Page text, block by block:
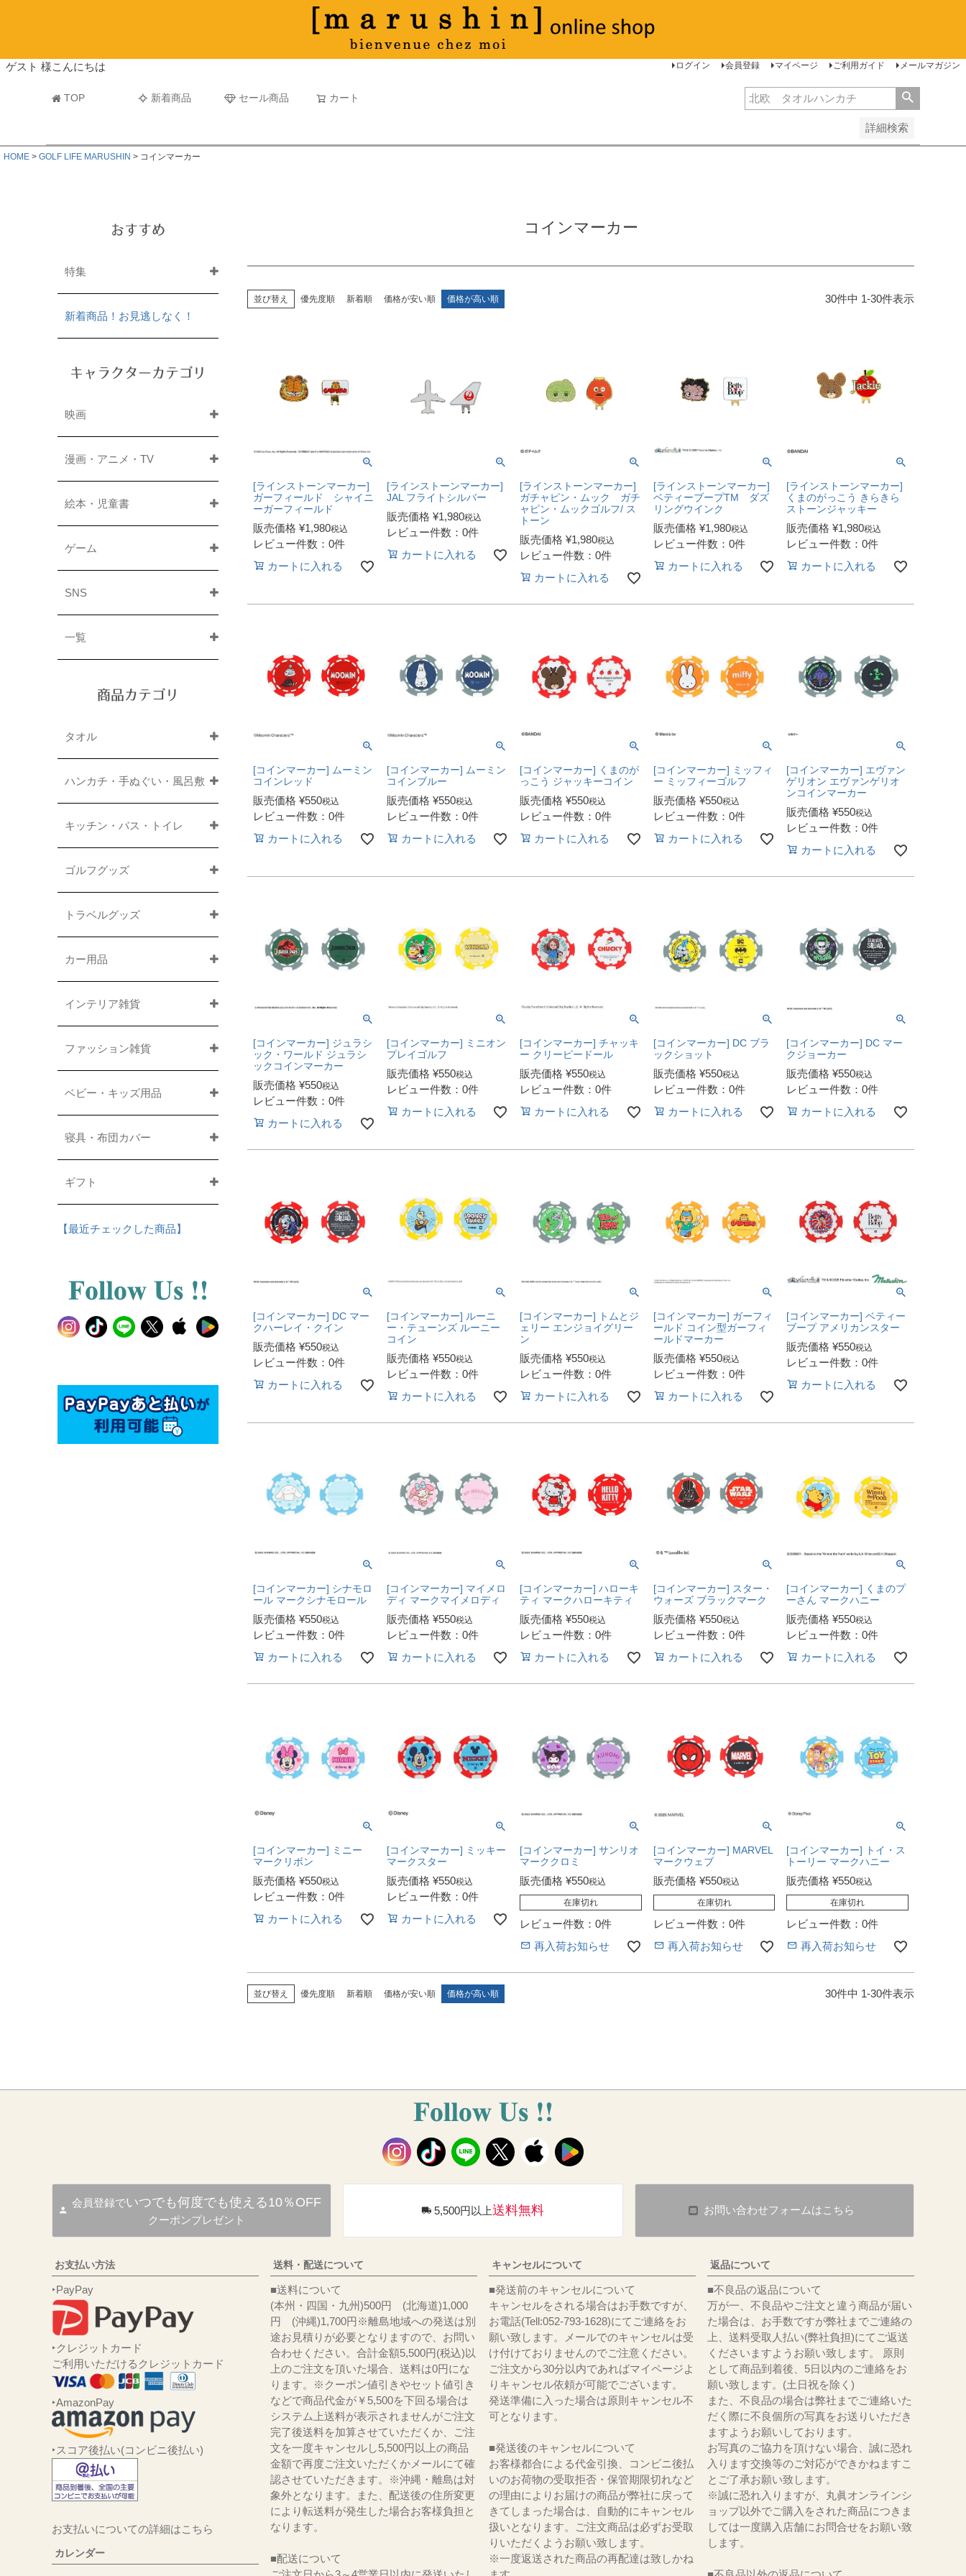
ゲスト 様こんにちは ログイン 会員登録 マイページ ご利用ガイド メールマガジン
TOP 新着商品 セール商品 カート
詳細検索
マフラータオル
並び順
新着順
古い順 価格が安い順
HOME GOLF LIFE MARUSHIN コインマーカー
おすすめ
特集
新着商品！お見逃しなく！
キャラクターカテゴリ
映画
漫画・アニメ・TV
絵本・児童書
ゲーム
SNS
一覧
商品カテゴリ
タオル
ハンカチ・手ぬぐい・風呂敷
キッチン・バス・トイレ
ゴルフグッズ
トラベルグッズ
カー用品
インテリア雑貨
ファッション雑貨
ベビー・キッズ用品
寝具・布団カバー
ギフト
【最近チェックした商品】
コインマーカー
並び替え 優先度順 新着順 価格が安い順 価格が高い順 30件中 1-30件表示
[ラインストーンマーカー]
ガーフィールド シャイニ
ーガーフィールド
販売価格 ¥1,980税込
レビュー件数：0件
カートに入れる
[ラインストーンマーカー]
JAL フライトシルバー
販売価格 ¥1,980税込
レビュー件数：0件
カートに入れる
[ラインストーンマーカー]
ガチャピン・ムック ガチ
ャピン・ムックゴルフ/ ス
トーン
販売価格 ¥1,980税込
レビュー件数：0件
カートに入れる
[ラインストーンマーカー]
ベティーブープTM ダズ
リングウインク
販売価格 ¥1,980税込
レビュー件数：0件
カートに入れる
[ラインストーンマーカー]
くまのがっこう きらきら
ストーンジャッキー
販売価格 ¥1,980税込
レビュー件数：0件
カートに入れる
[コインマーカー] ムーミン
コインレッド
販売価格 ¥550税込
レビュー件数：0件
カートに入れる
[コインマーカー] ムーミン
コインブルー
販売価格 ¥550税込
レビュー件数：0件
カートに入れる
[コインマーカー] くまのが
っこう ジャッキーコイン
販売価格 ¥550税込
レビュー件数：0件
カートに入れる
[コインマーカー] ミッフィ
ー ミッフィーゴルフ
販売価格 ¥550税込
レビュー件数：0件
カートに入れる
[コインマーカー] エヴァン
ゲリオン エヴァンゲリオ
ンコインマーカー
販売価格 ¥550税込
レビュー件数：0件
カートに入れる
[コインマーカー] ジュラシ
ック・ワールド ジュラシ
ックコインマーカー
販売価格 ¥550税込
レビュー件数：0件
カートに入れる
[コインマーカー] ミニオン
プレイゴルフ
販売価格 ¥550税込
レビュー件数：0件
カートに入れる
[コインマーカー] チャッキ
ー クリーピードール
販売価格 ¥550税込
レビュー件数：0件
カートに入れる
[コインマーカー] DC ブラ
ックショット
販売価格 ¥550税込
レビュー件数：0件
カートに入れる
[コインマーカー] DC マー
クジョーカー
販売価格 ¥550税込
レビュー件数：0件
カートに入れる
[コインマーカー] DC マー
クハーレイ・クイン
販売価格 ¥550税込
レビュー件数：0件
カートに入れる
[コインマーカー] ルーニ
ー・テューンズ ルーニー
コイン
販売価格 ¥550税込
レビュー件数：0件
カートに入れる
[コインマーカー] トムとジ
ェリー エンジョイグリー
ン
販売価格 ¥550税込
レビュー件数：0件
カートに入れる
[コインマーカー] ガーフィ
ールド コイン型ガーフィ
ールドマーカー
販売価格 ¥550税込
レビュー件数：0件
カートに入れる
[コインマーカー] ベティー
ブープ アメリカンスター
販売価格 ¥550税込
レビュー件数：0件
カートに入れる
[コインマーカー] シナモロ
ール マークシナモロール
販売価格 ¥550税込
レビュー件数：0件
カートに入れる
[コインマーカー] マイメロ
ディ マークマイメロディ
販売価格 ¥550税込
レビュー件数：0件
カートに入れる
[コインマーカー] ハローキ
ティ マークハローキティ
販売価格 ¥550税込
レビュー件数：0件
カートに入れる
[コインマーカー] スター・
ウォーズ ブラックマーク
販売価格 ¥550税込
レビュー件数：0件
カートに入れる
[コインマーカー] くまのプ
ーさん マークハニー
販売価格 ¥550税込
レビュー件数：0件
カートに入れる
[コインマーカー] ミニー
マークリボン
販売価格 ¥550税込
レビュー件数：0件
カートに入れる
[コインマーカー] ミッキー
マークスター
販売価格 ¥550税込
レビュー件数：0件
カートに入れる
[コインマーカー] サンリオ
マーククロミ
販売価格 ¥550税込
在庫切れ
レビュー件数：0件
再入荷お知らせ
[コインマーカー] MARVEL
マークウェブ
販売価格 ¥550税込
在庫切れ
レビュー件数：0件
再入荷お知らせ
[コインマーカー] トイ・ス
トーリー マークハニー
販売価格 ¥550税込
在庫切れ
レビュー件数：0件
再入荷お知らせ
並び替え 優先度順 新着順 価格が安い順 価格が高い順 30件中 1-30件表示
会員登録でいつでも何度でも使える10％OFF
クーポンプレゼント
5,500円以上送料無料 お問い合わせフォームはこちら
お支払い方法
‣PayPay
‣クレジットカード
ご利用いただけるクレジットカード
‣AmazonPay
‣スコア後払い(コンビニ後払い)
お支払いについての詳細はこちら
カレンダー
送料・配送について
■送料について
(本州・四国・九州)500円 (北海道)1,000
円 (沖縄)1,700円※離島地域への発送は別
途お見積りが必要となりますので、お問い
合わせください。合計金額5,500円(税込)以
上のご注文を頂いた場合、送料は0円にな
ります。※クーポン値引きやセット値引き
などで商品代金が￥5,500を下回る場合は
システム上送料が表示されませんがご注文
完了後送料を加算させていただくか、ご注
文を一度キャンセルし5,500円以上の商品
金額で再度ご注文いただくかメールにて確
認させていただきます。※沖縄・離島は対
象外となります。また、配送後の住所変更
により転送料が発生した場合お客様負担と
なります。
■配送について
キャンセルについて
■発送前のキャンセルについて
キャンセルをされる場合はお手数ですが、
お電話(Tell:052-793-1628)にてご連絡をお
願い致します。メールでのキャンセルは受
け付けておりませんのでご注意ください。
ご注文から30分以内であればマイページよ
りキャンセル依頼が可能でございます。
発送準備に入った場合は原則キャンセル不
可となります。
■発送後のキャンセルについて
お客様都合による代金引換、コンビニ後払
いのお荷物の受取拒否・保管期限切れなど
の理由によりお届けの商品が弊社に戻って
きてしまった場合は、自動的にキャンセル
扱いとなります。ご注文商品は必ずお受取
りいただくようお願い致します。
※一度返送された商品の再配達は致しかね
返品について
■不良品の返品について
万が一、不良品やご注文と違う商品が届い
た場合は、お手数ですが弊社までご連絡の
上、送料受取人払い(弊社負担)にてご返送
くださいますようお願い致します。 原則
として商品到着後、5日以内のご連絡をお
願い致します。(土日祝を除く)
また、不良品の場合は弊社までご連絡いた
だく際に不良個所の写真をお送りいただき
ますようお願いしております。
お写真のご協力を頂けない場合、誠に恐れ
入ります交換等のご対応ができかねますこ
とご了承お願い致します。
※誠に恐れ入りますが、丸眞オンラインシ
ョップ以外でご購入をされた商品につきま
しては一度購入店舗にお問合せをお願い致
します。